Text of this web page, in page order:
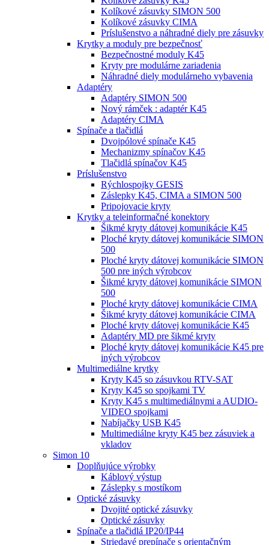
Kolíkové zásuvky SIMON 500
Kolíkové zásuvky CIMA
Príslušenstvo a náhradné diely pre zásuvky
Krytky a moduly pre bezpečnosť
Bezpečnostné moduly K45
Kryty pre modulárne zariadenia
Náhradné diely modulárneho vybavenia
Adaptéry
Adaptéry SIMON 500
Nový rámček : adaptér K45
Adaptéry CIMA
Spínače a tlačidlá
Dvojpólové spínače K45
Mechanizmy spínačov K45
Tlačidlá spínačov K45
Príslušenstvo
Rýchlospojky GESIS
Záslepky K45, CIMA a SIMON 500
Pripojovacie kryty
Krytky a teleinformačné konektory
Šikmé kryty dátovej komunikácie K45
Ploché kryty dátovej komunikácie SIMON
500
Ploché kryty dátovej komunikácie SIMON
500 pre iných výrobcov
Šikmé kryty dátovej komunikácie SIMON
500
Ploché kryty dátovej komunikácie CIMA
Šikmé kryty dátovej komunikácie CIMA
Ploché kryty dátovej komunikácie K45
Adaptéry MD pre šikmé kryty
Ploché kryty dátovej komunikácie K45 pre
iných výrobcov
Multimediálne krytky
Kryty K45 so zásuvkou RTV-SAT
Kryty K45 so spojkami TV
Kryty K45 s multimediálnymi a AUDIO-
VIDEO spojkami
Nabíjačky USB K45
Multimediálne kryty K45 bez zásuviek a
vkladov
Simon 10
Doplňujúce výrobky
Káblový výstup
Záslepky s mostíkom
Optické zásuvky
Dvojité optické zásuvky
Optické zásuvky
Spínače a tlačidlá IP20/IP44
Striedavé prepínače s orientačným